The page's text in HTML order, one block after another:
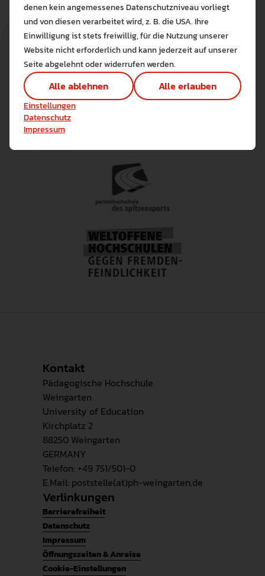
Kontakt
Pädagogische Hochschule
Weingarten
University of Education
Kirchplatz 2
88250 Weingarten
GERMANY
Telefon: +49 751/501-0
E.Mail: poststelle(at)ph-weingarten.de
Verlinkungen
Barrierefreiheit
Datenschutz
Impressum
Öffnungszeiten & Anreise
Cookie-Einstellungen
denen kein angemessenes Datenschutzniveau vorliegt
und von diesen verarbeitet wird, z. B. die USA. Ihre
Einwilligung ist stets freiwillig, für die Nutzung unserer
Website nicht erforderlich und kann jederzeit auf unserer
Seite abgelehnt oder widerrufen werden.
Alle ablehnen Alle erlauben
Einstellungen
Datenschutz
Impressum
Bitte wählen Sie
Die auf der Website verwendeten
Lernen Sie mehr
Alle erlauben
Technisch notwendig (1)
Hier sind alle technisch
Analyse / Statistiken (1)
Einstellungen speichern